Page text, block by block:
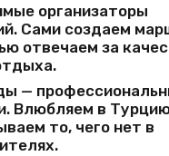
организаторы
Сами создаем
отвечаем за
—
Влюбляем в
то, чего нет в